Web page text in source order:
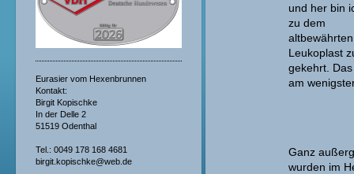
Eurasier vom Hexenbrunnen
Kontakt:
Birgit Kopischke
In der Delle 2
51519 Odenthal
Tel.: 0049 178 168 4681
birgit.kopischke@web.de
und her bin
zu dem
altbewährten
Leukoplast
gekehrt.
am
Ganz
wurden im